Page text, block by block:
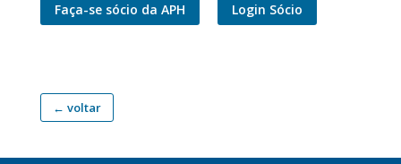
Faça-se sócio da APH Login Sócio
← voltar